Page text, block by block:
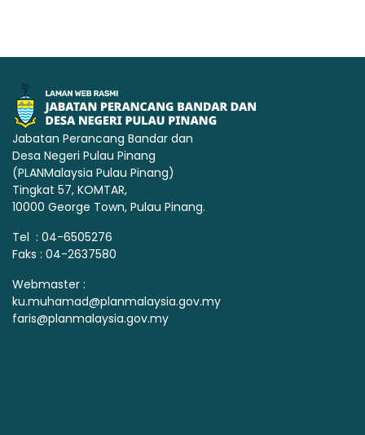
Jabatan Perancang Bandar dan
Desa Negeri Pulau Pinang
(PLANMalaysia Pulau Pinang)
Tingkat 57, KOMTAR,
10000 George Town, Pulau Pinang.
Tel : 04-6505276
Faks : 04-2637580
Webmaster :
ku.muhamad@planmalaysia.gov.my
faris@planmalaysia.gov.my